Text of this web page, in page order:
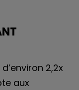
2,2x
aux